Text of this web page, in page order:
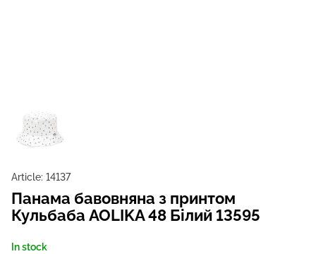
Article: 14137
Панама бавовняна з принтом
Кульбаба AOLIKA 48 Білий 13595
In stock